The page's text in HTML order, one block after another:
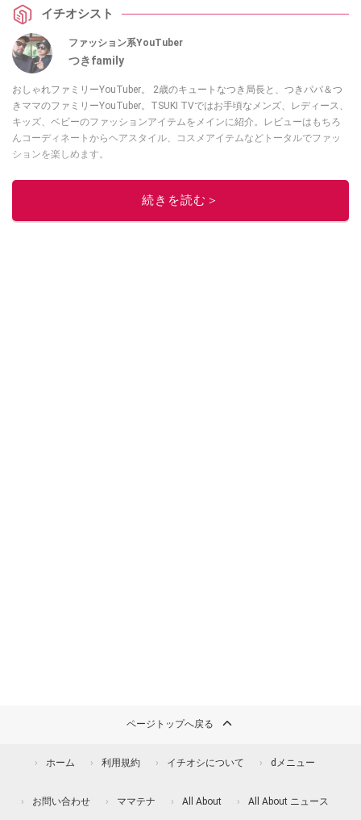
イチオシスト
ファッション系YouTuber
つきfamily
おしゃれファミリーYouTuber。 2歳のキュートなつき局長と、つきパパ＆つ
きママのファミリーYouTuber。TSUKI TVではお手頃なメンズ、レディース、
キッズ、ベビーのファッションアイテムをメインに紹介。レビューはもちろ
んコーディネートからヘアスタイル、コスメアイテムなどトータルでファッ
ションを楽しめます。
このイチオシストの他の記事を読む
続きを読む＞
ページトップへ戻る
ホーム 利用規約 イチオシについて dメニュー
お問い合わせ ママテナ All About All About ニュース